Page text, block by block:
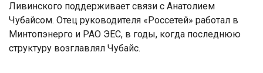
Ливинского поддерживает связи с Анатолием
Чубайсом. Отец руководителя «Россетей» работал в
Минтопэнерго и РАО ЭЕС, в годы, когда последнюю
структуру возглавлял Чубайс.